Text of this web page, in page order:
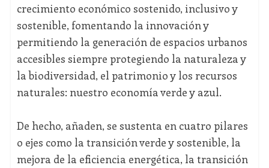
crecimiento económico sostenido, inclusivo y
sostenible, fomentando la innovación y
permitiendo la generación de espacios urbanos
accesibles siempre protegiendo la naturaleza y
la biodiversidad, el patrimonio y los recursos
naturales: nuestro economía verde y azul.
De hecho, añaden, se sustenta en cuatro pilares
o ejes como la transición verde y sostenible, la
mejora de la eficiencia energética, la transición